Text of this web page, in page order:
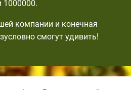
1000000.
компании и конечная
смогут удивить!